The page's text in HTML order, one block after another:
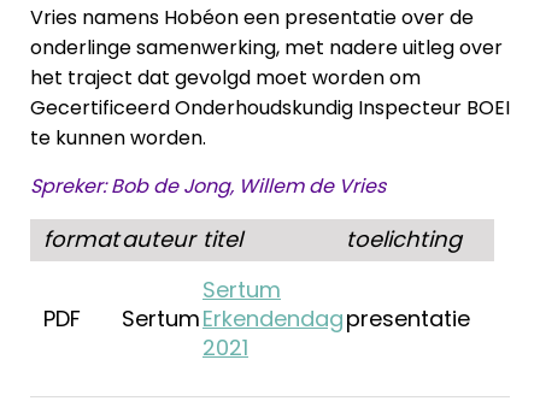
Vries namens Hobéon een presentatie over de
onderlinge samenwerking, met nadere uitleg over
het traject dat gevolgd moet worden om
Gecertificeerd Onderhoudskundig Inspecteur BOEI
te kunnen worden.
Spreker: Bob de Jong, Willem de Vries
formatauteur titel toelichting
PDF Sertum
Sertum
Erkendendag
2021
presentatie